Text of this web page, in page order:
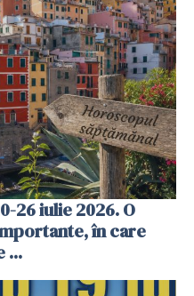
26 iulie 2026. O
în care
...